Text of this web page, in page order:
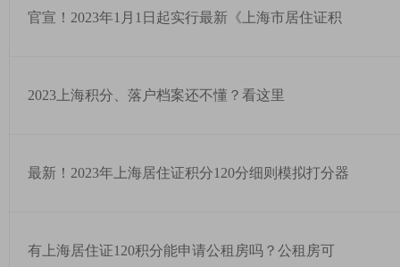
官宣！2023年1月1日起实行最新《上海市居住证积
2023上海积分、落户档案还不懂？看这里
最新！2023年上海居住证积分120分细则模拟打分器
有上海居住证120积分能申请公租房吗？公租房可